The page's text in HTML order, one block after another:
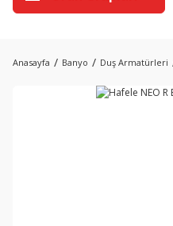
Anasayfa Banyo Duş Armatürleri